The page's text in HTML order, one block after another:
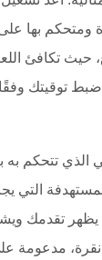
بها على
حيث تكافئ
توقيتك
الذي تتحكم
التي
تقدمك
مدعومة